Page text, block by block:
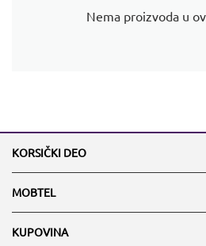
Nema proizvoda u
KORSIČKI DEO
MOBTEL
KUPOVINA